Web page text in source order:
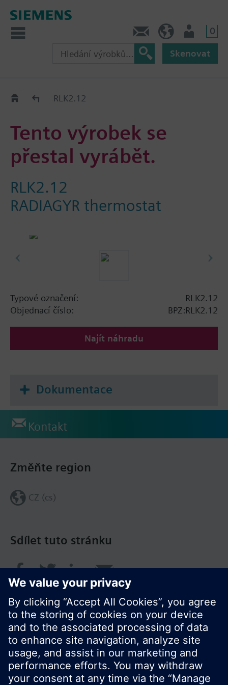
0
Skenovat
Old2NewRLK2.12
Tento výrobek se
přestal vyrábět.
RLK2.12
RADIAGYR thermostat
Typové označení:
RLK2.12
Objednací číslo:
BPZ:RLK2.12
Najít náhradu
Dokumentace
Kontakt
Sdílet tuto stránku
Změňte region
CZ (cs)
© Siemens Switzerland Ltd. 2017